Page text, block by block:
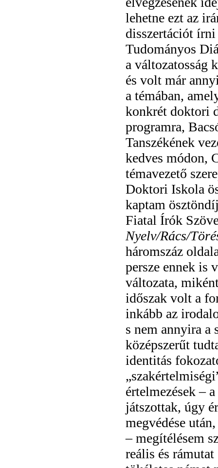
lehetne ezt az
disszertációt
Tudományos
a változatosság
és volt már
a témában,
konkrét doktori
programra,
Tanszékének
kedves módon,
témavezető
Doktori Iskola
kaptam
Fiatal Írók
Nyelv/Rács/
háromszáz
persze ennek is
változata,
időszak volt a
inkább az
s nem annyira a
középszerűt
identitás
értelmezések –
játszottak, úgy
megvédése
– megítélésem
reális és